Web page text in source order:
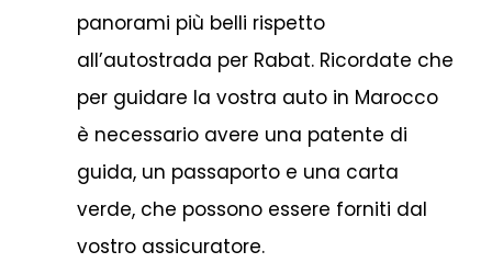
panorami più belli rispetto
all’autostrada per Rabat. Ricordate che
per guidare la vostra auto in Marocco
è necessario avere una patente di
guida, un passaporto e una carta
verde, che possono essere forniti dal
vostro assicuratore.